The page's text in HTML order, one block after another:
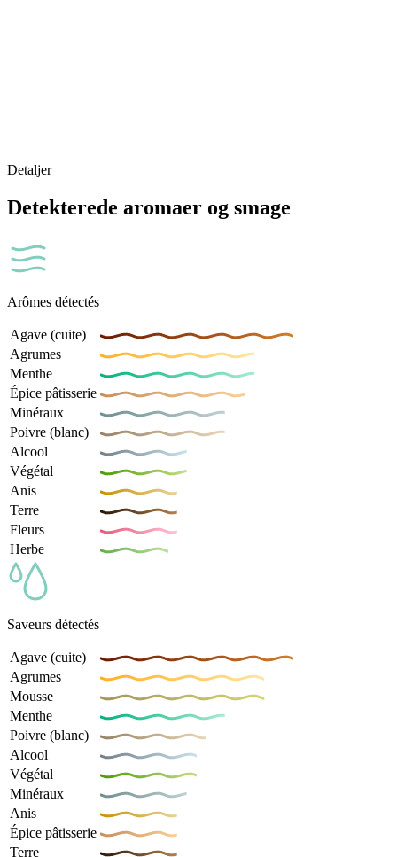
Detaljer
Detekterede aromaer og smage
Arômes détectés
Agave (cuite)
Agrumes
Menthe
Épice pâtisserie
Minéraux
Poivre (blanc)
Alcool
Végétal
Anis
Terre
Fleurs
Herbe
Saveurs détectés
Agave (cuite)
Agrumes
Mousse
Menthe
Poivre (blanc)
Alcool
Végétal
Minéraux
Anis
Épice pâtisserie
Terre